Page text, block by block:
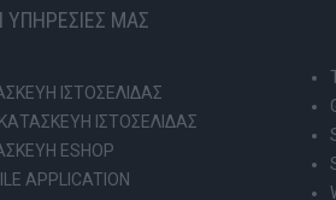
ΥΠΗΡΕΣΙΕΣ ΜΑΣ
ΙΣΤΟΣΕΛΙΔΑΣ
ΙΣΤΟΣΕΛΙΔΑΣ
ESHOP
APPLICATION